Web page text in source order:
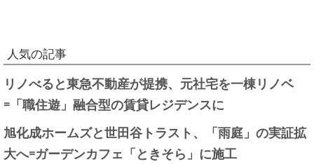
人気の記事
リノべると東急不動産が提携、元社宅を一棟リノベ
=「職住遊」融合型の賃貸レジデンスに
旭化成ホームズと世田谷トラスト、「雨庭」の実証拡
大へ=ガーデンカフェ「ときそら」に施工